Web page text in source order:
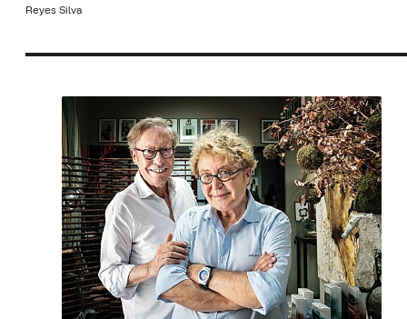
Reyes Silva